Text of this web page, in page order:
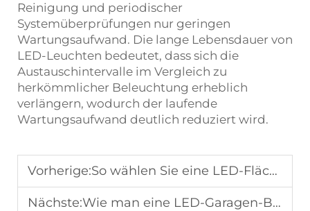
Reinigung und periodischer
Systemüberprüfungen nur geringen
Wartungsaufwand. Die lange Lebensdauer von
LED-Leuchten bedeutet, dass sich die
Austauschintervalle im Vergleich zu
herkömmlicher Beleuchtung erheblich
verlängern, wodurch der laufende
Wartungsaufwand deutlich reduziert wird.
Vorherige:So wählen Sie eine LED-Flächenleuchte für Außenbereiche aus
Nächste:Wie man eine LED-Garagen-Beleuchtung für Parkanlagen auswählt